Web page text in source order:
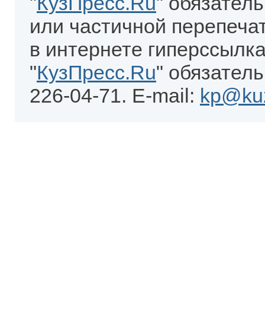
или частичной
в интернете
"КузПресс.Ru"
226-04-71. E-mail: